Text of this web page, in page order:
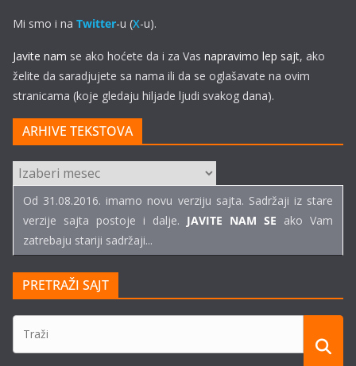
Mi smo i na Twitter-u (X-u).
Javite nam se ako hoćete da i za Vas napravimo lep sajt, ako
želite da saradjujete sa nama ili da se oglašavate na ovim
stranicama (koje gledaju hiljade ljudi svakog dana).
ARHIVE TEKSTOVA
ARHIVE
TEKSTOVA
Od 31.08.2016. imamo novu verziju sajta. Sadržaji iz stare
verzije sajta postoje i dalje. JAVITE NAM SE ako Vam
zatrebaju stariji sadržaji...
PRETRAŽI SAJT